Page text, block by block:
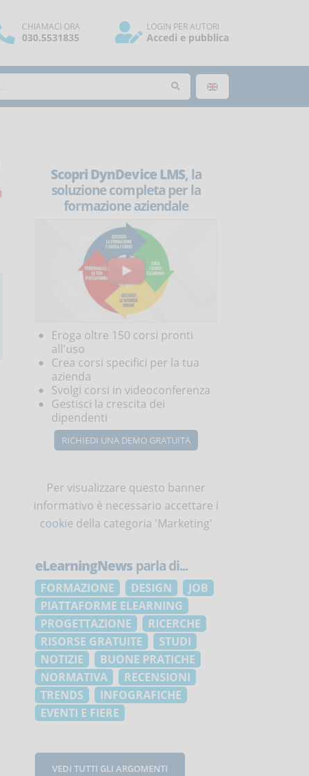
CHIAMACI ORA
030.5531835
LOGIN PER AUTORI
Accedi e pubblica
Scopri DynDevice LMS, la
soluzione completa per la
formazione aziendale
Eroga oltre 150 corsi pronti
all'uso
Crea corsi specifici per la tua
azienda
Svolgi corsi in videoconferenza
Gestisci la crescita dei
dipendenti
RICHIEDI UNA DEMO GRATUITA
Per visualizzare questo banner
informativo è necessario accettare i
cookie della categoria 'Marketing'
eLearningNews parla di...
FORMAZIONE DESIGN
JOB
PIATTAFORME ELEARNING
PROGETTAZIONE
RICERCHE
RISORSE GRATUITE
STUDI
NOTIZIE
BUONE PRATICHE
NORMATIVA
RECENSIONI
TRENDS
INFOGRAFICHE
EVENTI E FIERE
VEDI TUTTI GLI ARGOMENTI